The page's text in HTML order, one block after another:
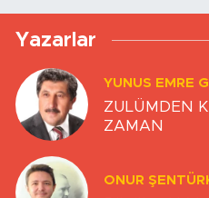
Yazarlar
YUNUS EMRE
ZULÜMDEN
ZAMAN
ONUR